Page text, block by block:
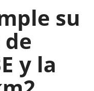
su
y la